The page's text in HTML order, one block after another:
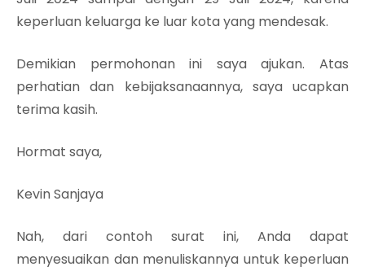
keperluan keluarga ke luar kota yang mendesak.
Demikian permohonan ini saya ajukan. Atas
perhatian dan kebijaksanaannya, saya ucapkan
terima kasih.
Hormat saya,
Kevin Sanjaya
Nah, dari contoh surat ini, Anda dapat
menyesuaikan dan menuliskannya untuk keperluan